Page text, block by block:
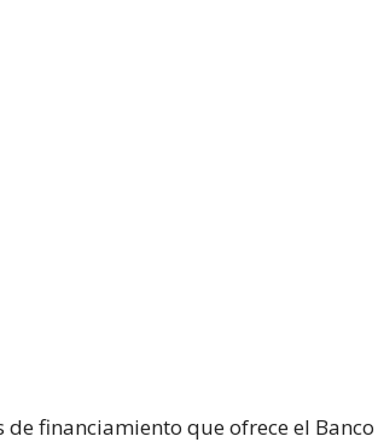
financiamiento que ofrece el Banco